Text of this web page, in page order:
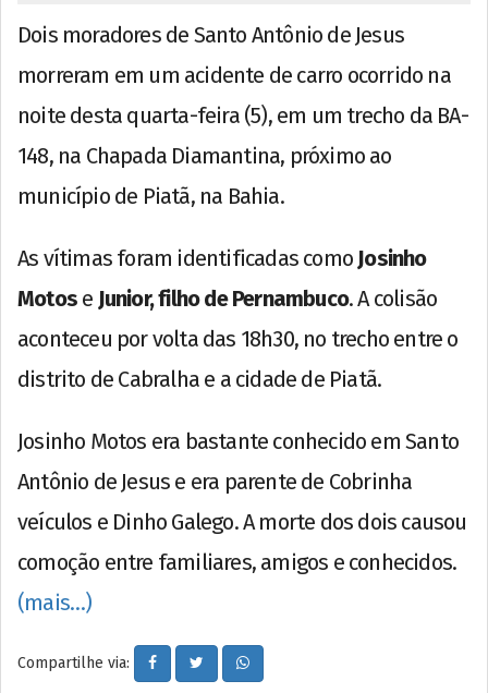
Dois moradores de Santo Antônio de Jesus
morreram em um acidente de carro ocorrido na
noite desta quarta-feira (5), em um trecho da BA-
148, na Chapada Diamantina, próximo ao
município de Piatã, na Bahia.
As vítimas foram identificadas como Josinho
Motos e Junior, filho de Pernambuco. A colisão
aconteceu por volta das 18h30, no trecho entre o
distrito de Cabralha e a cidade de Piatã.
Josinho Motos era bastante conhecido em Santo
Antônio de Jesus e era parente de Cobrinha
veículos e Dinho Galego. A morte dos dois causou
comoção entre familiares, amigos e conhecidos.
(mais…)
Compartilhe via: